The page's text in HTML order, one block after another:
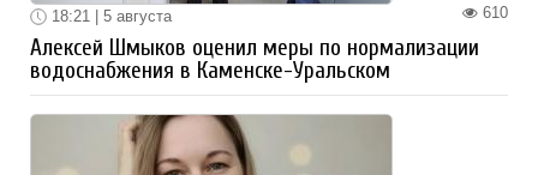
610
18:21 | 5 августа
Алексей Шмыков оценил меры по нормализации
водоснабжения в Каменске-Уральском